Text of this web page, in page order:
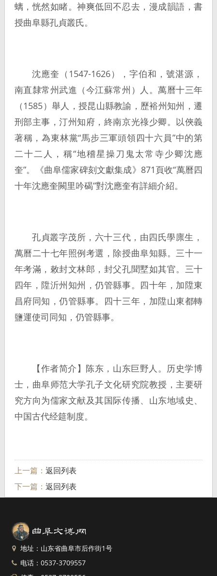
螭，恍然如睹。神爽低回不忍去，漫成韻語，書
授曲阜縣孔貞叢氏。
沈應奎（1547-1626），字伯和，號湛源，
南直隸常州武進（今江蘇常州）人。萬曆十三年
（1585）舉人，授昆山縣教諭，歷裕州知州，遷
刑部主事，汀州知府，終南京光祿少卿。以俠義
著稱，為東林黨“馬步三軍頭領四十六員”中的第
二十二人，稱“地稽星操刀鬼太常寺少卿沈應
奎”。《曲阜儒家碑刻文獻集成》871頁收“萬曆四
十年沈應奎闕里吟碣”對沈應奎有詳細介紹。
孔貞叢字茂所，六十三代，由四氏學廪生，
萬曆二十七年照例考選，除授曲阜知縣。三十一
年考滿，敕封文林郎，封父孔聞墅如其官。三十
四年，陞沂州知州，仍管縣事。四十年，加陞東
昌府同知，仍管縣事。四十三年，加陞山東都轉
鹽運使司同知，仍管縣事。
【作者简介】陈东，山东巨野人。历史学博
士，曲阜师范大学孔子文化研究院教授，主要研
究方向为儒家文献及其国际传播、山东地域史、
中国古代经筵制度。
上一篇： 返回列表
下一篇： 返回列表
地址：山东省曲阜市后作街1号
电话：0537-3709557